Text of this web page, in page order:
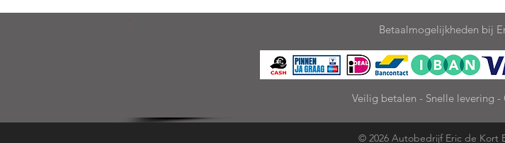
Betaalmogelijkheden bij
Veilig betalen - Snelle levering -
© 2026 Autobedrijf Eric de Kort